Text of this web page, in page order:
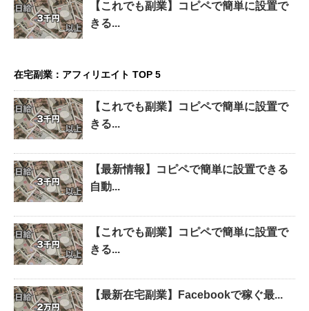
【これでも副業】コピペで簡単に設置で
きる...
在宅副業：アフィリエイト TOP 5
【これでも副業】コピペで簡単に設置で
きる...
【最新情報】コピペで簡単に設置できる
自動...
【これでも副業】コピペで簡単に設置で
きる...
【最新在宅副業】Facebookで稼ぐ最...